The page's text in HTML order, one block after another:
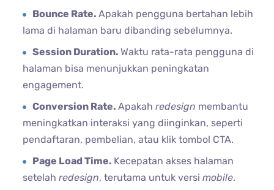
Bounce Rate.Apakah pengguna bertahan lebih
lama di halaman baru dibanding sebelumnya.
Session Duration.Waktu rata-rata pengguna di
halaman bisa menunjukkan peningkatan
engagement.
Conversion Rate.Apakahredesign membantu
meningkatkan interaksi yang diinginkan, seperti
pendaftaran, pembelian, atau klik tombol CTA.
Page Load Time. Kecepatan akses halaman
setelahredesign, terutama untuk versimobile.